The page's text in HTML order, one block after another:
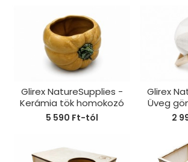
Glirex NatureSupplies -
Kerámia tök homokozó
5 590 Ft-tól
Glirex
Üveg
2